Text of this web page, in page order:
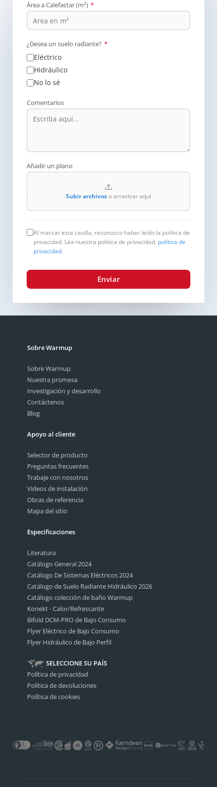
Área a Calefactar (m²) *
¿Desea un suelo radiante? *
Eléctrico
Hidráulico
No lo sé
Comentarios
Añadir un plano
Subir archivoso arrastrar aquí
Al marcar esta casilla, reconozco haber leído la política de
privacidad. Lea nuestra política de privacidad. política de
privacidad.
Enviar
Sobre Warmup
Sobre Warmup
Nuestra promesa
Investigación y desarrollo
Contáctenos
Blog
Apoyo al cliente
Selector de producto
Preguntas frecuentes
Trabaje con nosotros
Videos de instalación
Obras de referencia
Mapa del sitio
Especificaciones
Literatura
Catálogo General 2024
Catálogo De Sistemas Eléctricos 2024
Catálogo de Suelo Radiante Hidráulico 2026
Catálogo colección de baño Warmup
Konekt - Calor/Refrescante
Bifold DCM-PRO de Bajo Consumo
Flyer Eléctrico de Bajo Consumo
Flyer Hidráulico de Bajo Perfil
SELECCIONE SU PAÍS
Política de privacidad
Política de devoluciones
Política de cookies